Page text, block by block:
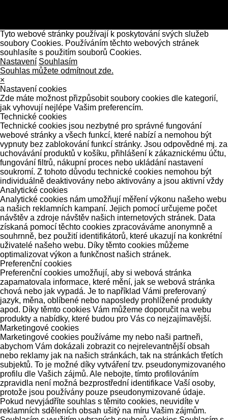
Tyto webové stránky používají k poskytování svých služeb
soubory Cookies. Používáním těchto webových stránek
souhlasíte s použitím souborů Cookies.
Nastavení Souhlasím
Souhlas můžete odmítnout zde.
×
Nastavení cookies
Zde máte možnost přizpůsobit soubory cookies dle kategorií,
jak vyhovují nejlépe Vašim preferencím.
Technické cookies
Technické cookies jsou nezbytné pro správné fungování
webové stránky a všech funkcí, které nabízí a nemohou být
vypnuty bez zablokování funkcí stránky. Jsou odpovědné mj. za
uchovávání produktů v košíku, přihlášení k zákaznickému účtu,
fungování filtrů, nákupní proces nebo ukládání nastavení
soukromí. Z tohoto důvodu technické cookies nemohou být
individuálně deaktivovány nebo aktivovány a jsou aktivní vždy
Analytické cookies
Analytické cookies nám umožňují měření výkonu našeho webu
a našich reklamních kampaní. Jejich pomocí určujeme počet
návštěv a zdroje návštěv našich internetových stránek. Data
získaná pomocí těchto cookies zpracováváme anonymně a
souhrnně, bez použití identifikátorů, které ukazují na konkrétní
uživatelé našeho webu. Díky těmto cookies můžeme
optimalizovat výkon a funkčnost našich stránek.
Preferenční cookies
Preferenční cookies umožňují, aby si webová stránka
zapamatovala informace, které mění, jak se webová stránka
chová nebo jak vypadá. Je to například Vámi preferovaný
jazyk, měna, oblíbené nebo naposledy prohlížené produkty
apod. Díky těmto cookies Vám můžeme doporučit na webu
produkty a nabídky, které budou pro Vás co nejzajímavější.
Marketingové cookies
Marketingové cookies používáme my nebo naši partneři,
abychom Vám dokázali zobrazit co nejrelevantnější obsah
nebo reklamy jak na našich stránkách, tak na stránkách třetích
subjektů. To je možné díky vytváření tzv. pseudonymizovaného
profilu dle Vašich zájmů. Ale nebojte, tímto profilováním
zpravidla není možná bezprostřední identifikace Vaší osoby,
protože jsou používány pouze pseudonymizované údaje.
Pokud nevyjádříte souhlas s těmito cookies, neuvidíte v
reklamních sděleních obsah ušitý na míru Vašim zájmům.